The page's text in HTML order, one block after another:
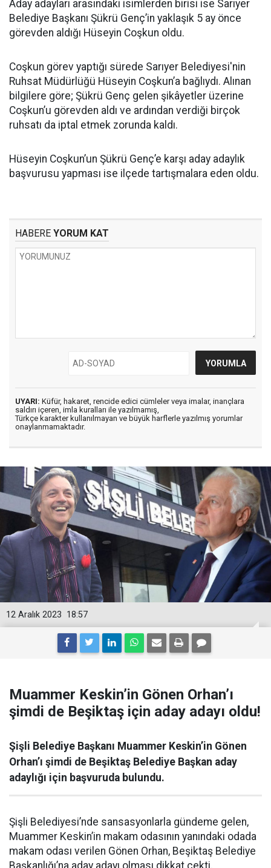
Aday adayları arasındaki isimlerden birisi ise Sarıyer
Belediye Başkanı Şükrü Genç’in yaklaşık 5 ay önce
görevden aldığı Hüseyin Coşkun oldu.
Coşkun görev yaptığı sürede Sarıyer Belediyesi'nin
Ruhsat Müdürlüğü Hüseyin Coşkun’a bağlıydı. Alınan
bilgilere göre; Şükrü Genç gelen şikâyetler üzerine
Coşkun’u görevden aldı ve ardından verdiği birçok
ruhsatı da iptal etmek zorunda kaldı.
Hüseyin Coşkun’un Şükrü Genç’e karşı aday adaylık
başvurusu yapması ise ilçede tartışmalara eden oldu.
HABERE YORUM KAT
UYARI: Küfür, hakaret, rencide edici cümleler veya imalar, inançlara
saldırı içeren, imla kuralları ile yazılmamış,
Türkçe karakter kullanılmayan ve büyük harflerle yazılmış yorumlar
onaylanmamaktadır.
18:57
12 Aralık 2023
Muammer Keskin’in Gönen Orhan’ı
şimdi de Beşiktaş için aday adayı oldu!
Şişli Belediye Başkanı Muammer Keskin’in Gönen
Orhan’ı şimdi de Beşiktaş Belediye Başkan aday
adaylığı için başvuruda bulundu.
Şişli Belediyesi’nde sansasyonlarla gündeme gelen,
Muammer Keskin’in makam odasının yanındaki odada
makam odası verilen Gönen Orhan, Beşiktaş Belediye
Başkanlığı’na aday adayı olması dikkat çekti.